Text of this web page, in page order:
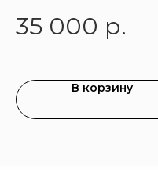
35 000 р.
В корзину